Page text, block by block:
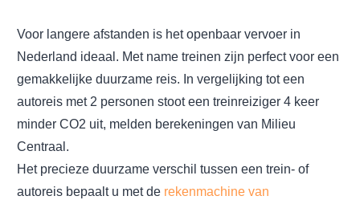
Voor langere afstanden is het openbaar vervoer in
Nederland ideaal. Met name treinen zijn perfect voor een
gemakkelijke duurzame reis. In vergelijking tot een
autoreis met 2 personen stoot een treinreiziger 4 keer
minder CO2 uit, melden berekeningen van Milieu
Centraal.
Het precieze duurzame verschil tussen een trein- of
autoreis bepaalt u met de rekenmachine van